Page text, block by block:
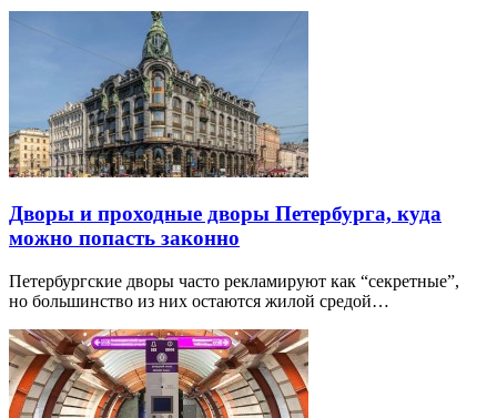
Дворы и проходные дворы Петербурга, куда
можно попасть законно
Петербургские дворы часто рекламируют как “секретные”,
но большинство из них остаются жилой средой…